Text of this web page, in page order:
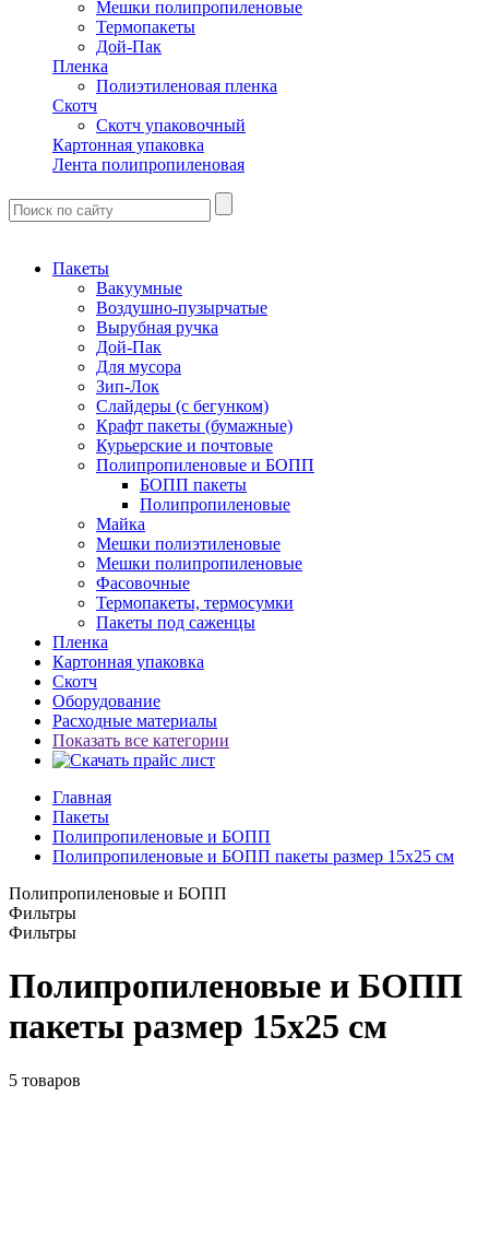
Мешки полипропиленовые
Термопакеты
Дой-Пак
Пленка
Полиэтиленовая пленка
Скотч
Скотч упаковочный
Картонная упаковка
Лента полипропиленовая
Пакеты
Вакуумные
Воздушно-пузырчатые
Вырубная ручка
Дой-Пак
Для мусора
Зип-Лок
Слайдеры (с бегунком)
Крафт пакеты (бумажные)
Курьерские и почтовые
Полипропиленовые и БОПП
БОПП пакеты
Полипропиленовые
Майка
Мешки полиэтиленовые
Мешки полипропиленовые
Фасовочные
Термопакеты, термосумки
Пакеты под саженцы
Пленка
Картонная упаковка
Скотч
Оборудование
Расходные материалы
Показать все категории
Главная
Пакеты
Полипропиленовые и БОПП
Полипропиленовые и БОПП пакеты размер 15x25 см
Полипропиленовые и БОПП
Фильтры
Фильтры
Полипропиленовые и БОПП
пакеты размер 15x25 см
5 товаров